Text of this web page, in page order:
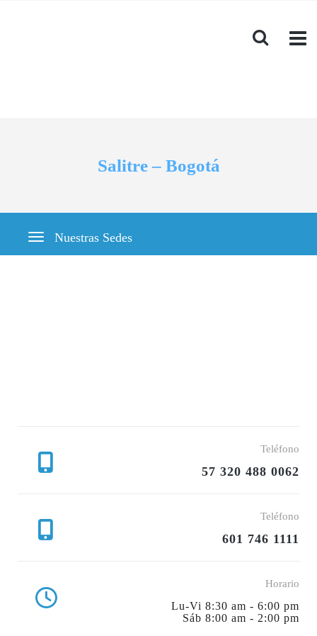
Salitre – Bogotá
Toggle navigation
Nuestras Sedes
Teléfono
57 320 488 0062
Teléfono
601 746 1111
Horario
Lu-Vi 8:30 am - 6:00 pm
Sáb 8:00 am - 2:00 pm